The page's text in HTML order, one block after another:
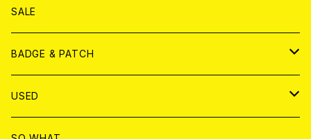
ANALOG
DVD
T-shirt & WEAR
CD
ANALOG
T-SHIRT & WEAR
SALE
BADGE & PATCH
BADGE
USED